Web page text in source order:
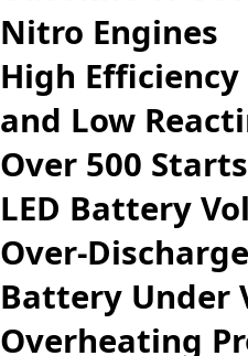
Nitro Engines
High
and Low
Over 500
LED Battery
Over-
Battery Under
Overheating